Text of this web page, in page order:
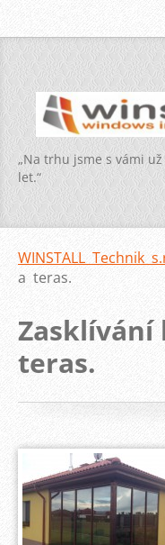
„Na trhu jsme s vámi
let.“
WINSTALL Technik
a teras.
Zasklívání
teras.